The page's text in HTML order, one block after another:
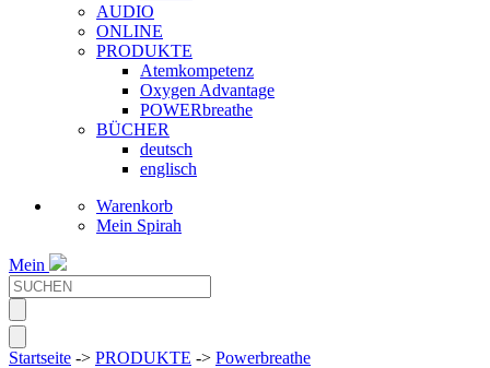
AUDIO
ONLINE
PRODUKTE
Atemkompetenz
Oxygen Advantage
POWERbreathe
BÜCHER
deutsch
englisch
Warenkorb
Mein Spirah
Mein
Startseite -> PRODUKTE -> Powerbreathe